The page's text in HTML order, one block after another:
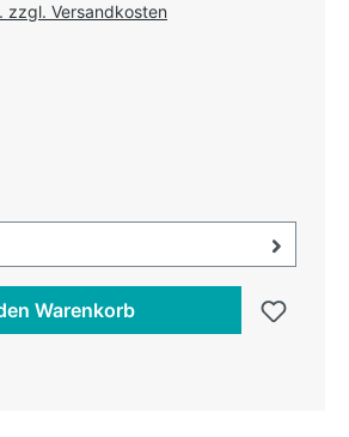
zzgl. Versandkosten
öffnen, aktuell ausgewählt:
Warenkorb